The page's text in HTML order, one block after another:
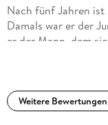
Nach fünf Jahren
Damals war er der
er der Mann, dem
ihre Gefühle für
allerdings gar nicht
Weitere